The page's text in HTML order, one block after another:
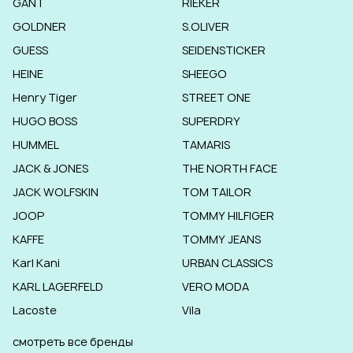
GOLDNER
GUESS
HEINE
Henry Tiger
HUGO BOSS
HUMMEL
JACK & JONES
JACK WOLFSKIN
JOOP
KAFFE
Karl Kani
KARL LAGERFELD
Lacoste
S.OLIVER
SEIDENSTICKER
SHEEGO
STREET ONE
SUPERDRY
TAMARIS
THE NORTH FACE
TOM TAILOR
TOMMY HILFIGER
TOMMY JEANS
URBAN CLASSICS
VERO MODA
Vila
смотреть все бренды